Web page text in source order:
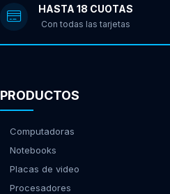
HASTA 18 CUOTAS
Con todas las tarjetas
PRODUCTOS
Computadoras
Notebooks
Placas de video
Procesadores